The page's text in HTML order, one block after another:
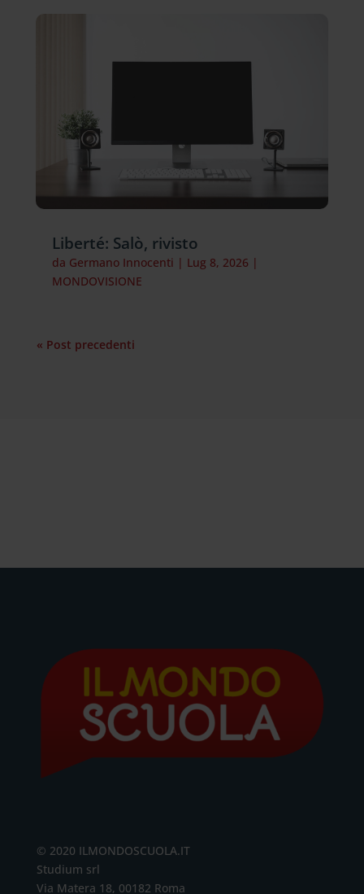
Liberté: Salò, rivisto
da Germano Innocenti | Lug 8, 2026 |
MONDOVISIONE
« Post precedenti
© 2020 ILMONDOSCUOLA.IT
Studium srl
Via Matera 18, 00182 Roma